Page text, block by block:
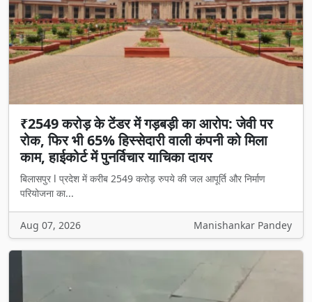
₹2549 करोड़ के टेंडर में गड़बड़ी का आरोप: जेवी पर
रोक, फिर भी 65% हिस्सेदारी वाली कंपनी को मिला
काम, हाईकोर्ट में पुनर्विचार याचिका दायर
बिलासपुर l प्रदेश में करीब 2549 करोड़ रुपये की जल आपूर्ति और निर्माण
परियोजना का...
Aug 07, 2026 Manishankar Pandey